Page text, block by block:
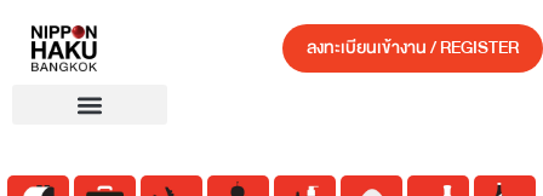
ลงทะเบียนเข้างาน / REGISTER